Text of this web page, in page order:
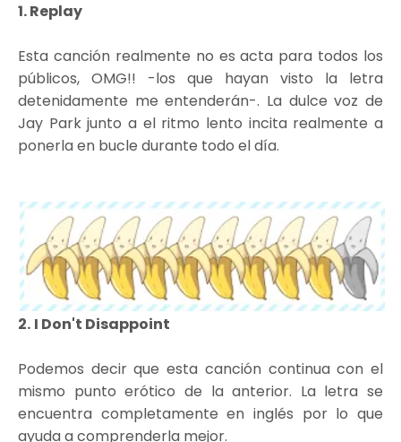
1. Replay
Esta canción realmente no es acta para todos los
públicos, OMG!! -los que hayan visto la letra
detenidamente me entenderán-. La dulce voz de
Jay Park junto a el ritmo lento incita realmente a
ponerla en bucle durante todo el día.
2. I Don't Disappoint
Podemos decir que esta canción continua con el
mismo punto erótico de la anterior. La letra se
encuentra completamente en inglés por lo que
ayuda a comprenderla mejor.